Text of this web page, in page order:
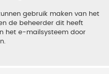
gebruik maken van het
de beheerder dit heeft
het e-mailsysteem door